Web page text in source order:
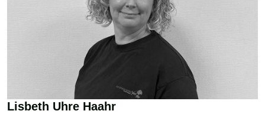
Lisbeth Uhre Haahr